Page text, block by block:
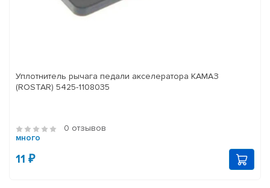
Уплотнитель рычага педали акселератора КАМАЗ
(ROSTAR) 5425-1108035
0 отзывов
много
11 ₽